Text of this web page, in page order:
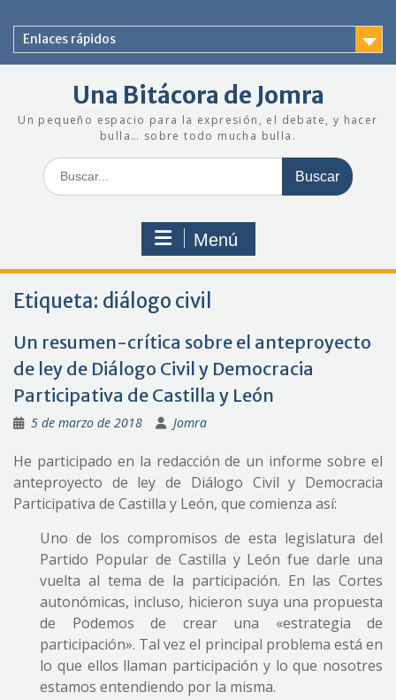
contenido
Enlaces rápidos
Una Bitácora de Jomra
Un pequeño espacio para la expresión, el debate, y hacer
bulla… sobre todo mucha bulla.
Buscar:
Menú
Etiqueta: diálogo civil
Un resumen-crítica sobre el anteproyecto
de ley de Diálogo Civil y Democracia
Participativa de Castilla y León
5 de marzo de 2018 Jomra
He participado en la redacción de un informe sobre el
anteproyecto de ley de Diálogo Civil y Democracia
Participativa de Castilla y León, que comienza así:
Uno de los compromisos de esta legislatura del
Partido Popular de Castilla y León fue darle una
vuelta al tema de la participación. En las Cortes
autonómicas, incluso, hicieron suya una propuesta
de Podemos de crear una «estrategia de
participación». Tal vez el principal problema está en
lo que ellos llaman participación y lo que nosotres
estamos entendiendo por la misma.